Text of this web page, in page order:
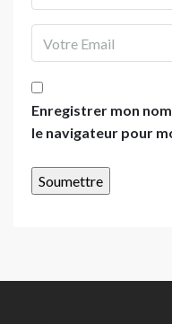
Enregistrer mon
le navigateur pour